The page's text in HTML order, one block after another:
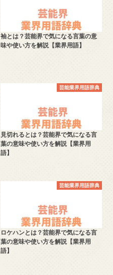
袖とは？芸能界で気になる言葉の意
味や使い方を解説【業界用語】
芸能業界用語辞典
見切れるとは？芸能界で気になる言
葉の意味や使い方を解説【業界用
語】
芸能業界用語辞典
ロケハンとは？芸能界で気になる言
葉の意味や使い方を解説【業界用
語】